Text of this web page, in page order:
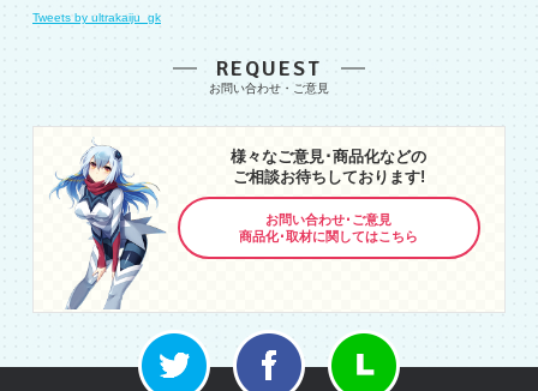
Tweets by ultrakaiju_gk
REQUEST
様々なご意見･商品化などの
ご相談お待ちしております!
お問い合わせ･ご意見
商品化･取材に関してはこちら